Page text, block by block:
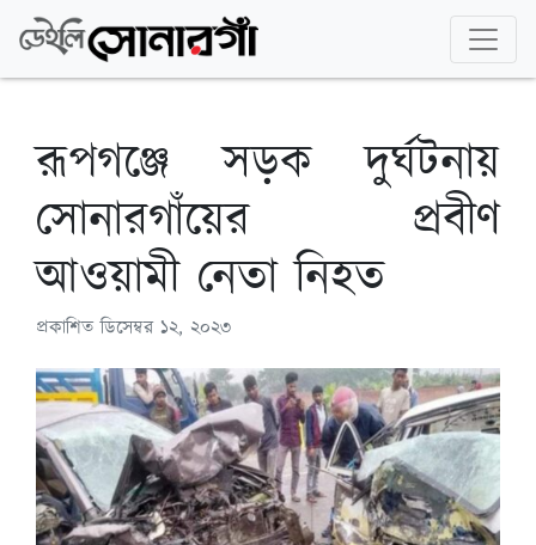
রূপগঞ্জে সড়ক দুর্ঘটনায়
সোনারগাঁয়ের প্রবীণ
আওয়ামী নেতা নিহত
প্রকাশিতডিসেম্বর ১২, ২০২৩